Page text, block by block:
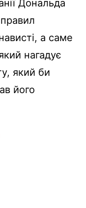
Дональда
а саме
нагадує
який би
його